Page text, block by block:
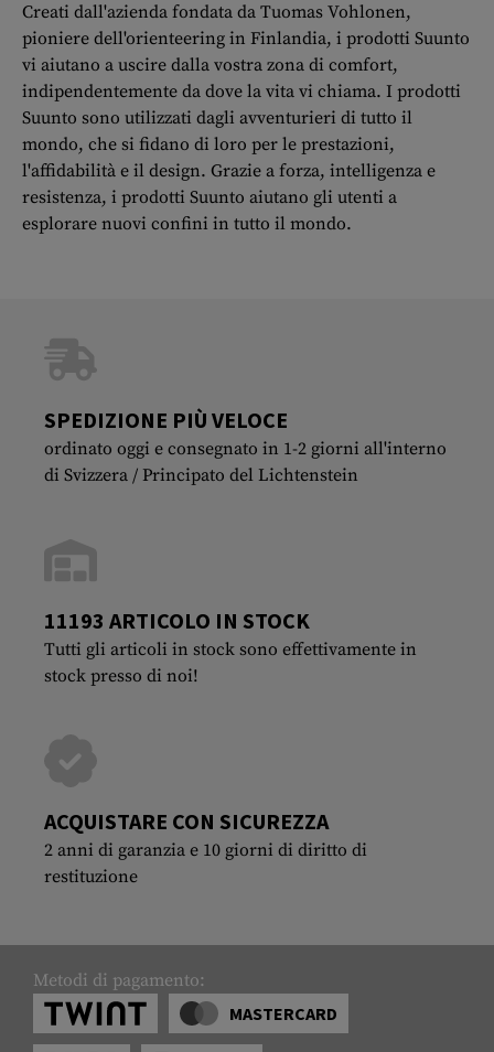
Creati dall'azienda fondata da Tuomas Vohlonen,
pioniere dell'orienteering in Finlandia, i prodotti Suunto
vi aiutano a uscire dalla vostra zona di comfort,
indipendentemente da dove la vita vi chiama. I prodotti
Suunto sono utilizzati dagli avventurieri di tutto il
mondo, che si fidano di loro per le prestazioni,
l'affidabilità e il design. Grazie a forza, intelligenza e
resistenza, i prodotti Suunto aiutano gli utenti a
esplorare nuovi confini in tutto il mondo.
SPEDIZIONE PIÙ VELOCE
ordinato oggi e consegnato in 1-2 giorni all'interno
di Svizzera / Principato del Lichtenstein
11193 ARTICOLO IN STOCK
Tutti gli articoli in stock sono effettivamente in
stock presso di noi!
ACQUISTARE CON SICUREZZA
2 anni di garanzia e 10 giorni di diritto di
restituzione
Metodi di pagamento:
MASTERCARD